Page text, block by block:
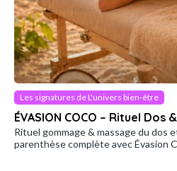
Les signatures de L'univers bien-être
ÉVASION COCO – Rituel Dos
Rituel gommage & massage du dos
parenthèse complète avec Évasion